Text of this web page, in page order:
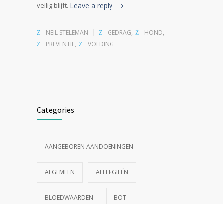
veilig blijft. Leave a reply
NEIL STELEMAN GEDRAG, HOND,
PREVENTIE, VOEDING
Categories
AANGEBOREN AANDOENINGEN
ALGEMEEN ALLERGIEËN
BLOEDWAARDEN BOT